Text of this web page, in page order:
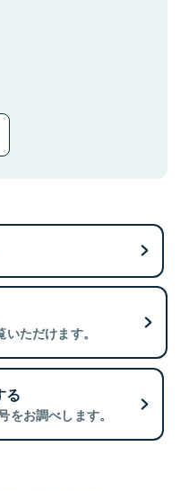
ただけます。
る
をお調べします。